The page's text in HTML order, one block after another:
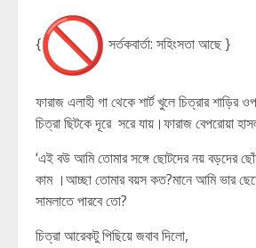
{ সর্তকবার্তা: সহিংসতা আছে }
ফারাজ এলাহী গা থেকে শার্ট খুলে চিত্রার শাড়ির
চিত্রা ছিটকে দূরে সরে যায়।ফারাজ বেপরোয়া
‘এই বউ আমি তোমার সঙ্গে ছোটদের নয় বড়দের
কাম ।আচ্ছা তোমার বয়স কত?মানে আমি ভার
সামলাতে পারবে তো?
চিত্রা আরেকটু পিছিয়ে জবাব দিলো,